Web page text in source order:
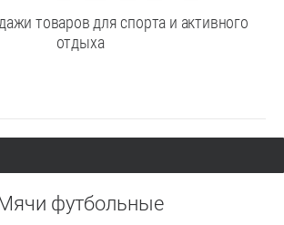
товаров для спорта и активного
отдыха
футбольные